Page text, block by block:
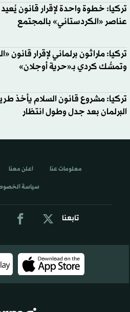
تركيا: خطوة واحدة لإقرار قانون
عناصر «الكردستاني» بالمجتمع
تركيا: ماراثون برلماني لإقرار قانون
وتمسُّك كردي بـ«حرية أوجلان»
تركيا: مشروع قانون السلام يأخذ
البرلمان بعد جدل وطول انتظار
تابعنا
معلومات عنا اعلن معنا
سياسة